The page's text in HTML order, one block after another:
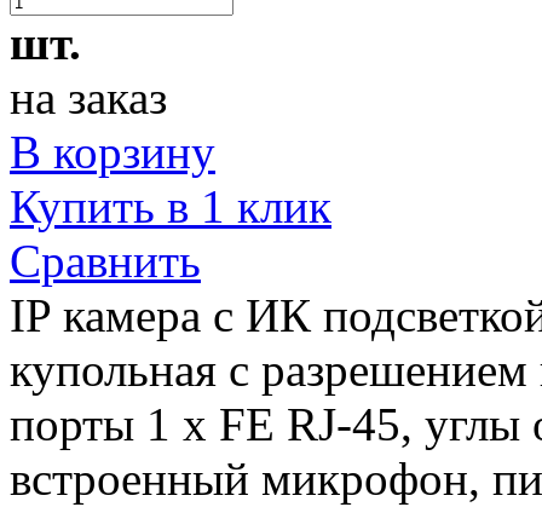
шт.
на заказ
В корзину
Купить в 1 клик
Сравнить
IP камера с ИК
купольная с
порты 1 x FE RJ-45,
встроенный микрофон,